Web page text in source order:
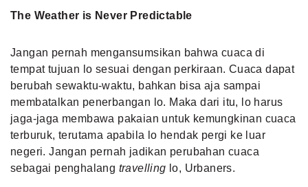
The Weather is Never Predictable
Jangan pernah mengansumsikan bahwa cuaca di
tempat tujuan lo sesuai dengan perkiraan. Cuaca dapat
berubah sewaktu-waktu, bahkan bisa aja sampai
membatalkan penerbangan lo. Maka dari itu, lo harus
jaga-jaga membawa pakaian untuk kemungkinan cuaca
terburuk, terutama apabila lo hendak pergi ke luar
negeri. Jangan pernah jadikan perubahan cuaca
sebagai penghalang travelling lo, Urbaners.